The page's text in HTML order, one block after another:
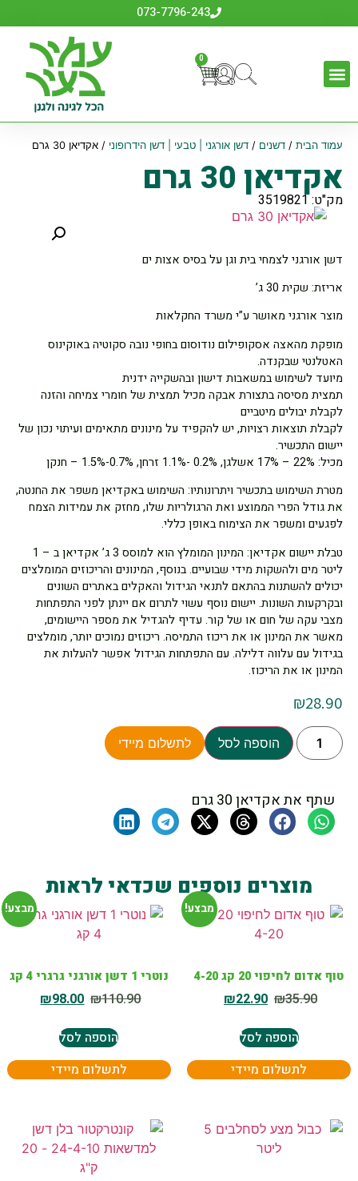
073-7796-243
0
עמוד הבית/ דשנים / דשן אורגני | טבעי | דשן הידרופוני / אקדיאן 30 גרם
אקדיאן 30 גרם
מק"ט: 3519821
דשן אורגני לצמחי בית וגן על בסיס אצות ים
אריזת: שקית 30 ג’
מוצר אורגני מאושר ע”י משרד החקלאות
מופקת מהאצה אסקופילום נודוסום בחופי נובה סקוטיה באוקינוס
האטלנטי שבקנדה.
מיועד לשימוש במשאבות דישון ובהשקייה ידנית
תמצית מסיסה בתצורת אבקה מכיל תמצית של חומרי צמיחה והזנה
לקבלת יבולים מיטביים
לקבלת תוצאות רצויות, יש להקפיד על מינונים מתאימים ועיתוי נכון של
יישום התכשיר.
מכיל: 22% – 17% אשלגן, 0.2% -1.1% זרחן, 0.7%-1.5% – חנקן
מטרת השימוש בתכשיר ויתרונותיו: השימוש באקדיאן משפר את החנטה,
את גודל הפרי הממוצע ואת הרגולריות שלו, מחזק את עמידות הצמח
לפגעים ומשפר את הצימוח באופן כללי.
טבלת יישום אקדיאן: המינון המומלץ הוא למוסס 3 ג’ אקדיאן ב – 1
ליטר מים ולהשקות מידי שבועיים. בנוסף, המינונים והריכוזים המומלצים
יכולים להשתנות בהתאם לתנאי הגידול והאקלים באתרים השונים
ובקרקעות השונות. יישום נוסף עשוי לתרום אם יינתן לפני התפתחות
מצבי עקה של חום או של קור. עדיף להגדיל את מספר היישומים,
מאשר את המינון או את ריכוז התמיסה. ריכוזים נמוכים יותר, מומלצים
בגידול עם עלווה דלילה. עם התפתחות הגידול אפשר להעלות את
המינון או את הריכוז.
₪28.90
הוספה לסל לתשלום מיידי
שתף את אקדיאן 30 גרם
מוצרים נוספים שכדאי לראות
מבצע!
טוף אדום לחיפוי 20 קג 4-20
₪35.90
₪22.90
הוספה לסל
לתשלום מיידי
מבצע!
נוטרי 1 דשן אורגני גרגרי 4 קג
₪110.90
₪98.00
הוספה לסל
לתשלום מיידי